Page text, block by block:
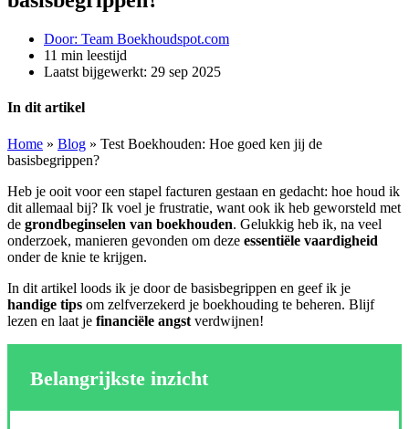
Door: Team Boekhoudspot.com
11 min leestijd
Laatst bijgewerkt: 29 sep 2025
In dit artikel
Home » Blog » Test Boekhouden: Hoe goed ken jij de
basisbegrippen?
Heb je ooit voor een stapel facturen gestaan en gedacht: hoe houd ik
dit allemaal bij? Ik voel je frustratie, want ook ik heb geworsteld met
de grondbeginselen van boekhouden. Gelukkig heb ik, na veel
onderzoek, manieren gevonden om deze essentiële vaardigheid
onder de knie te krijgen.
In dit artikel loods ik je door de basisbegrippen en geef ik je
handige tips om zelfverzekerd je boekhouding te beheren. Blijf
lezen en laat je financiële angst verdwijnen!
Belangrijkste inzicht